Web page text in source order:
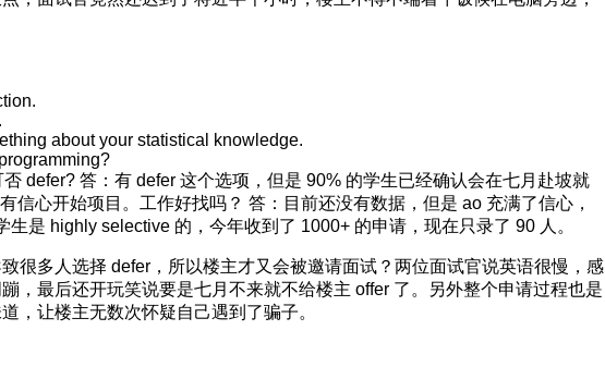
about your statistical knowledge.
defer? 答：有 defer 这个选项，但是 90% 的学生已经确认会在七月赴坡就
信心开始项目。工作好找吗？ 答：目前还没有数据，但是 ao 充满了信心，
生是 highly selective 的，今年收到了 1000+ 的申请，现在只录了 90 人。
很多人选择 defer，所以楼主才又会被邀请面试？两位面试官说英语很慢，感
，最后还开玩笑说要是七月不来就不给楼主 offer 了。另外整个申请过程也是
，让楼主无数次怀疑自己遇到了骗子。